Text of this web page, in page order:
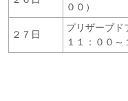
００）
２７日
プリザーブド
１１：００～